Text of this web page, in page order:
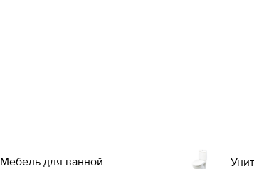
Мебель для ванной